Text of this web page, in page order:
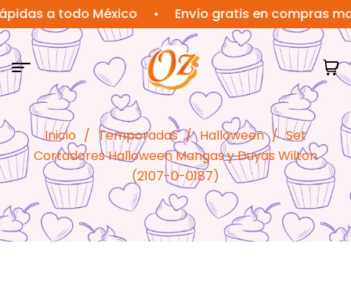
a todo México • Envío gratis en compras mayores
Inicio / Temporadas / Halloween / Set
Cortadores Halloween Mangas y Duyas Wilton
(2107-0-0187)